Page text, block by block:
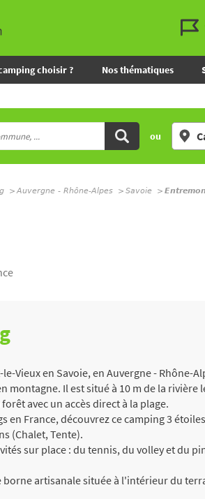
choisir ? Nos thématiques
ou
Auvergne - Rhône-Alpes Savoie
Vieux en Savoie, en Auvergne - Rhône-
montagne. Il est situé à 10 m de la rivière
avec un accès direct à la plage.
en France, découvrez ce camping 3
(Chalet, Tente).
sur place : du tennis, du volley et du
artisanale située à l'intérieur du